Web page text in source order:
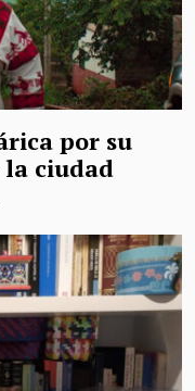
por su
ciudad